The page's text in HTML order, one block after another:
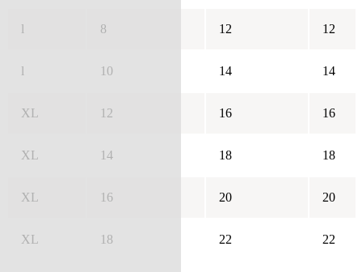
l 8 12 12
l 10 14 14
XL 12 16 16
XL 14 18 18
XL 16 20 20
XL 18 22 22